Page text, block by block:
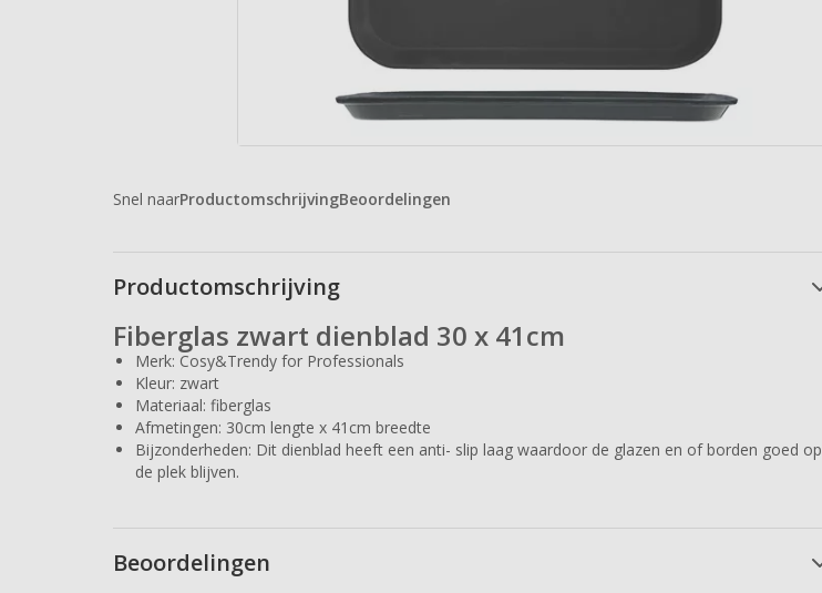
Snel naarProductomschrijvingBeoordelingen
Productomschrijving
Fiberglas zwart dienblad 30 x 41cm
Merk: Cosy&Trendy for Professionals
Kleur: zwart
Materiaal: fiberglas
Afmetingen: 30cm lengte x 41cm breedte
Bijzonderheden: Dit dienblad heeft een anti- slip laag waardoor de glazen en of borden goed op
de plek blijven.
Beoordelingen